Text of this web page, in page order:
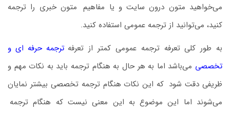
می‌خواهید متون درون سایت و یا مفاهیم. متون خبری را ترجمه
کنید، می‌توانید از ترجمه عمومی استفاده کنید.
به‌ طور کلی تعرفه ترجمه عمومی کمتر از تعرفه ترجمه حرفه ای و
تخصصی می‌باشد اما به ‌هر حال به‌ هنگام ترجمه باید به نکات مهم و
ظریفی دقت شود که این نکات هنگام ترجمه تخصصی بیشتر نمایان
می‌شوند اما این ‌موضوع به این معنی نیست که هنگام ترجمه